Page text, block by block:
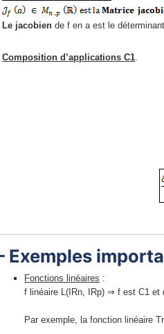
Le jacobien de f en a est le
Composition d’applications C1
Exemples
Fonctions linéaires :
f linéaire L(IRn, IRp) ⇒ f est C1 et
Par exemple, la fonction linéaire